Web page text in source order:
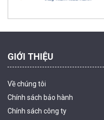
GIỚI THIỆU
Về chúng tôi
Chính sách bảo hành
Chính sách công ty